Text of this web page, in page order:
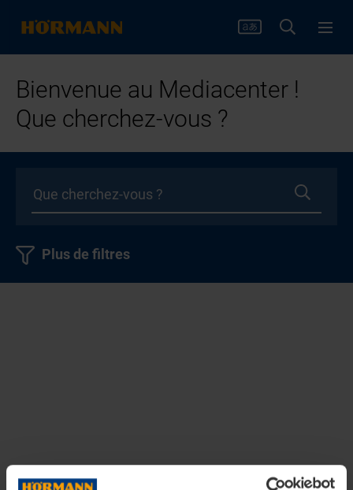
Bienvenue au Mediacenter !
Que cherchez-vous ?
Plus de filtres